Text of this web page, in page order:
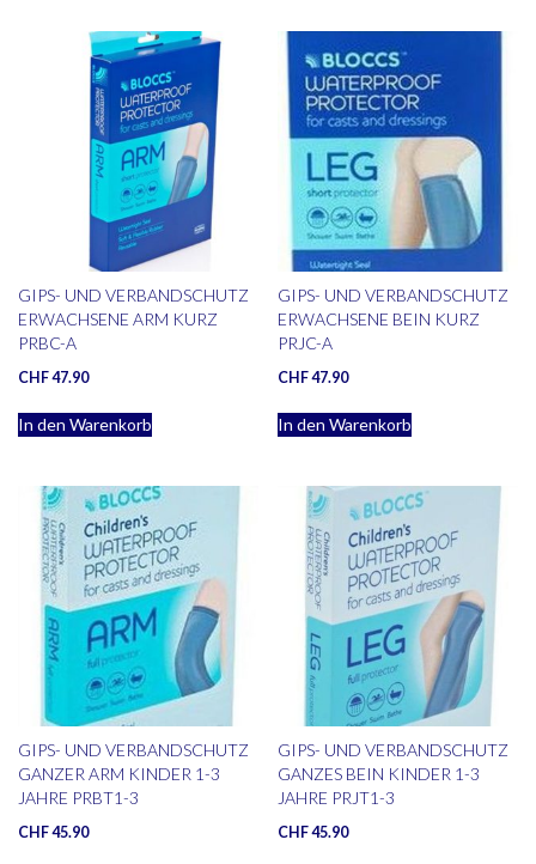
GIPS- UND VERBANDSCHUTZ
ERWACHSENE ARM KURZ
PRBC-A
CHF47.90
In den Warenkorb
GIPS- UND VERBANDSCHUTZ
ERWACHSENE BEIN KURZ
PRJC-A
CHF47.90
In den Warenkorb
GIPS- UND VERBANDSCHUTZ
GANZER ARM KINDER 1-3
JAHRE PRBT1-3
CHF45.90
GIPS- UND VERBANDSCHUTZ
GANZES BEIN KINDER 1-3
JAHRE PRJT1-3
CHF45.90